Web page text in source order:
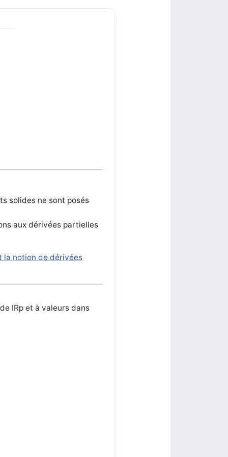
solides ne sont posés
aux dérivées partielles
la notion de dérivées
IRp et à valeurs dans